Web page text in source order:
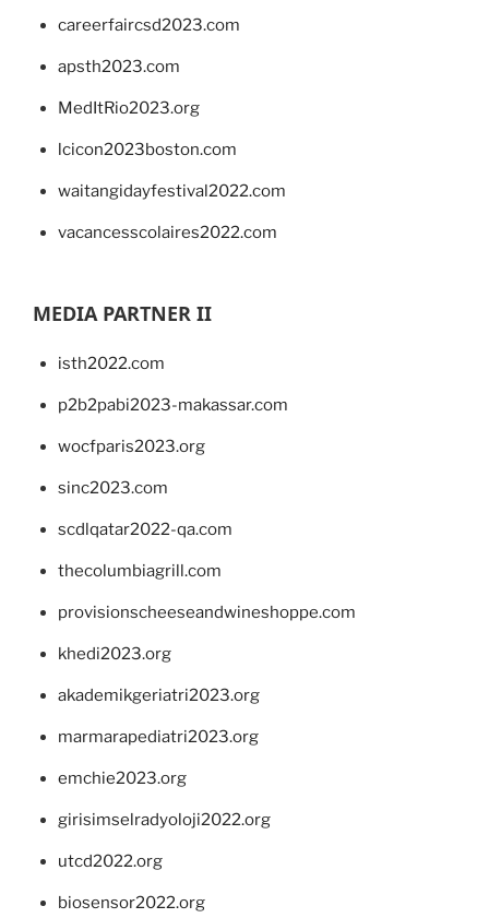
careerfaircsd2023.com
apsth2023.com
MedItRio2023.org
lcicon2023boston.com
waitangidayfestival2022.com
vacancesscolaires2022.com
MEDIA PARTNER II
isth2022.com
p2b2pabi2023-makassar.com
wocfparis2023.org
sinc2023.com
scdlqatar2022-qa.com
thecolumbiagrill.com
provisionscheeseandwineshoppe.com
khedi2023.org
akademikgeriatri2023.org
marmarapediatri2023.org
emchie2023.org
girisimselradyoloji2022.org
utcd2022.org
biosensor2022.org